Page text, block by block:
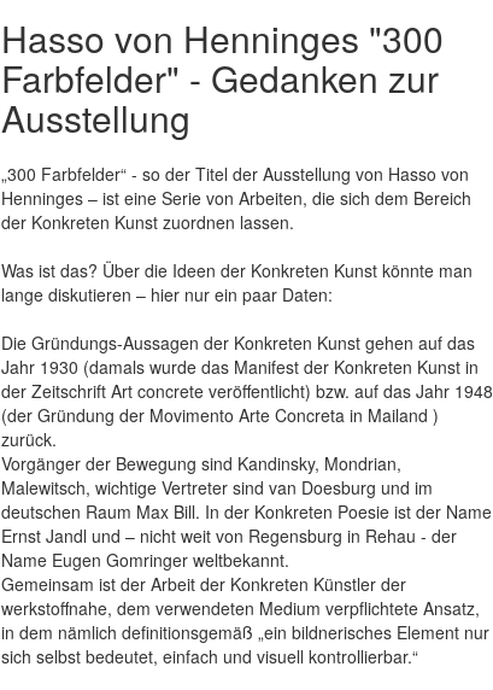
Hasso von Henninges "300
Farbfelder" - Gedanken zur
Ausstellung
„300 Farbfelder“ - so der Titel der Ausstellung von Hasso von
Henninges – ist eine Serie von Arbeiten, die sich dem Bereich
der Konkreten Kunst zuordnen lassen.
Was ist das? Über die Ideen der Konkreten Kunst könnte man
lange diskutieren – hier nur ein paar Daten:
Die Gründungs-Aussagen der Konkreten Kunst gehen auf das
Jahr 1930 (damals wurde das Manifest der Konkreten Kunst in
der Zeitschrift Art concrete veröffentlicht) bzw. auf das Jahr 1948
(der Gründung der Movimento Arte Concreta in Mailand )
zurück.
Vorgänger der Bewegung sind Kandinsky, Mondrian,
Malewitsch, wichtige Vertreter sind van Doesburg und im
deutschen Raum Max Bill. In der Konkreten Poesie ist der Name
Ernst Jandl und – nicht weit von Regensburg in Rehau - der
Name Eugen Gomringer weltbekannt.
Gemeinsam ist der Arbeit der Konkreten Künstler der
werkstoffnahe, dem verwendeten Medium verpflichtete Ansatz,
in dem nämlich definitionsgemäß „ein bildnerisches Element nur
sich selbst bedeutet, einfach und visuell kontrollierbar.“